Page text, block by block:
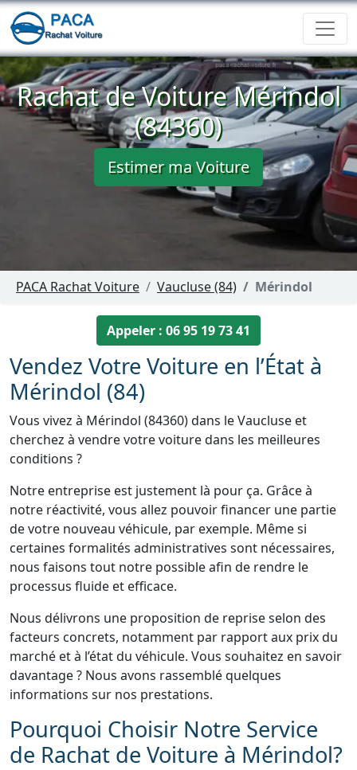
Rachat de Voiture Mérindol
(84360)
Estimer ma Voiture
PACA Rachat Voiture Vaucluse (84) Mérindol
Appeler : 06 95 19 73 41
Vendez Votre Voiture en l’État à
Mérindol (84)
Vous vivez à Mérindol (84360) dans le Vaucluse et
cherchez à vendre votre voiture dans les meilleures
conditions ?
Notre entreprise est justement là pour ça. Grâce à
notre réactivité, vous allez pouvoir financer une partie
de votre nouveau véhicule, par exemple. Même si
certaines formalités administratives sont nécessaires,
nous faisons tout notre possible afin de rendre le
processus fluide et efficace.
Nous délivrons une proposition de reprise selon des
facteurs concrets, notamment par rapport aux prix du
marché et à l’état du véhicule. Vous souhaitez en savoir
davantage ? Nous avons rassemblé quelques
informations sur nos prestations.
Pourquoi Choisir Notre Service
de Rachat de Voiture à Mérindol?